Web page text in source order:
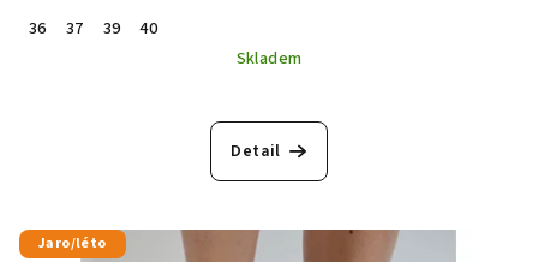
36 37 39
40
Skladem
Detail
Jaro/léto